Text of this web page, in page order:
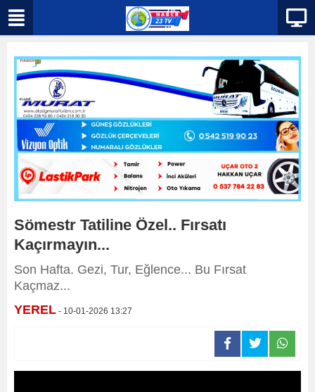
Sömestr Tatiline Özel.. Fırsatı
Kaçırmayın...
Son Hafta. Gezi, Tur, Eğlence... Bu Fırsat
Kaçmaz...
YEREL - 10-01-2026 13:27